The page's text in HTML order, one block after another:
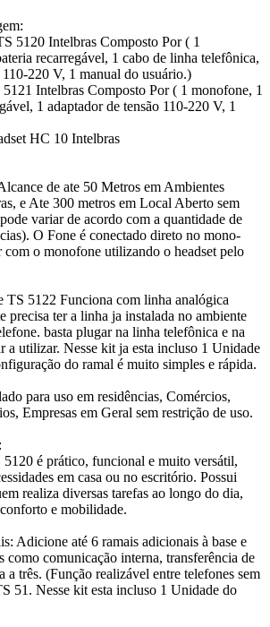
5120 Intelbras Composto Por ( 1
recarregável, 1 cabo de linha telefônica,
110-220 V, 1 manual do usuário.)
Intelbras Composto Por ( 1 monofone, 1
1 adaptador de tensão 110-220 V, 1
HC 10 Intelbras
de ate 50 Metros em Ambientes
e Ate 300 metros em Local Aberto sem
variar de acordo com a quantidade de
O Fone é conectado direto no mono-
com o monofone utilizando o headset pelo
TS 5122 Funciona com linha analógica
precisa ter a linha ja instalada no ambiente
basta plugar na linha telefônica e na
a utilizar. Nesse kit ja esta incluso 1 Unidade
do ramal é muito simples e rápida.
para uso em residências, Comércios,
Empresas em Geral sem restrição de uso.
é prático, funcional e muito versátil,
em casa ou no escritório. Possui
realiza diversas tarefas ao longo do dia,
e mobilidade.
Adicione até 6 ramais adicionais à base e
como comunicação interna, transferência de
a três. (Função realizável entre telefones sem
51. Nesse kit esta incluso 1 Unidade do